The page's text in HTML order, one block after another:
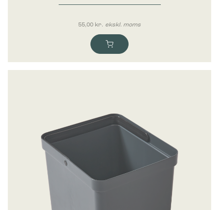
55,00 kr. ekskl. moms